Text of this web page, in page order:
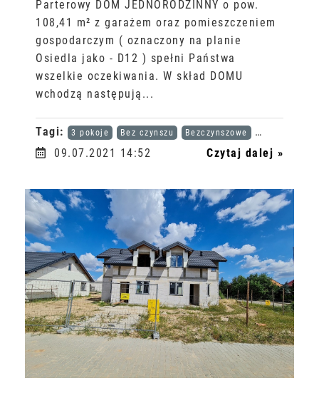
Parterowy DOM JEDNORODZINNY o pow.
108,41 m² z garażem oraz pomieszczeniem
gospodarczym ( oznaczony na planie
Osiedla jako - D12 ) spełni Państwa
wszelkie oczekiwania. W skład DOMU
wchodzą następują...
Tagi: 3 pokoje Bez czynszu Bezczynszowe Karta dużej
09.07.2021 14:52 Czytaj dalej »